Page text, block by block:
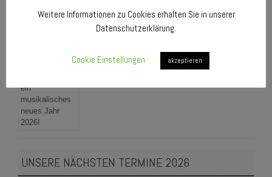
Weihnachtsgrüße vom Quartettverein: Fröhliche
Weihnachten & ein musikalisches neues Jahr 2026!
UNSERE NÄCHSTEN TERMINE 2026
Weitere Informationen zu Cookies erhalten Sie in unserer
Datenschutzerklärung.
Cookie Einstellungen akzeptieren